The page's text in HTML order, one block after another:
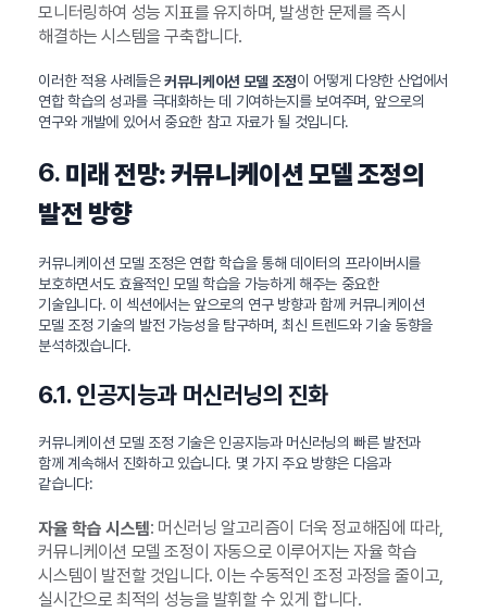
모니터링하여 성능 지표를 유지하며, 발생한 문제를 즉시
해결하는 시스템을 구축합니다.
이러한 적용 사례들은커뮤니케이션 모델 조정이 어떻게 다양한 산업에서
연합 학습의 성과를 극대화하는 데 기여하는지를 보여주며, 앞으로의
연구와 개발에 있어서 중요한 참고 자료가 될 것입니다.
6. 미래 전망: 커뮤니케이션 모델 조정의
발전 방향
커뮤니케이션 모델 조정은 연합 학습을 통해 데이터의 프라이버시를
보호하면서도 효율적인 모델 학습을 가능하게 해주는 중요한
기술입니다. 이 섹션에서는 앞으로의 연구 방향과 함께 커뮤니케이션
모델 조정 기술의 발전 가능성을 탐구하며, 최신 트렌드와 기술 동향을
분석하겠습니다.
6.1. 인공지능과 머신러닝의 진화
커뮤니케이션 모델 조정 기술은 인공지능과 머신러닝의 빠른 발전과
함께 계속해서 진화하고 있습니다. 몇 가지 주요 방향은 다음과
같습니다:
자율 학습 시스템: 머신러닝 알고리즘이 더욱 정교해짐에 따라,
커뮤니케이션 모델 조정이 자동으로 이루어지는 자율 학습
시스템이 발전할 것입니다. 이는 수동적인 조정 과정을 줄이고,
실시간으로 최적의 성능을 발휘할 수 있게 합니다.